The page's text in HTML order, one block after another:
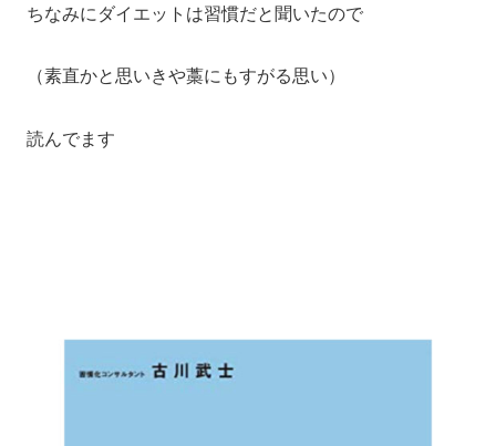
ちなみにダイエットは習慣だと聞いたので
（素直かと思いきや藁にもすがる思い）
読んでます